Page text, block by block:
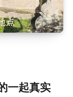
一起真实